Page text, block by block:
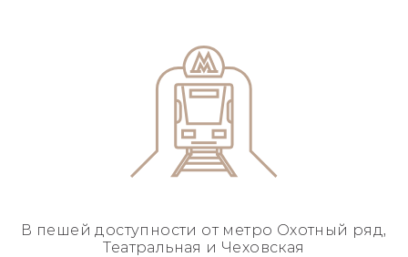
В пешей доступности от метро Охотный ряд,
Театральная и Чеховская